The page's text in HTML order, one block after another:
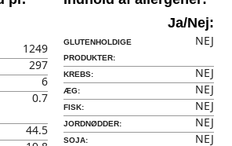
1249
297
6
0.7
44.5
Ja/Nej:
GLUTENHOLDIGE
PRODUKTER:
NEJ
KREBS: NEJ
ÆG: NEJ
FISK: NEJ
JORDNØDDER: NEJ
SOJA: NEJ